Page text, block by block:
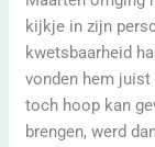
kijkje in zijn
kwetsbaarheid
vonden hem
toch hoop kan
brengen, werd